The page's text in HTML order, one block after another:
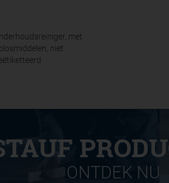
met
niet
ONTDEK NU